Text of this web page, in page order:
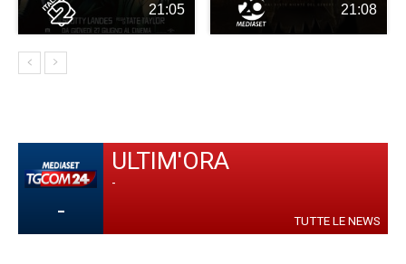
21:05 21:08
-
ULTIM'ORA
-
TUTTE LE NEWS